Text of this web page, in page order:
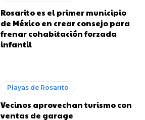
Rosarito es el primer municipio
de México en crear consejo para
frenar cohabitación forzada
infantil
Playas de Rosarito
Vecinos aprovechan turismo con
ventas de garage